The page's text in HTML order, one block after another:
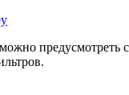
можно предусмотреть